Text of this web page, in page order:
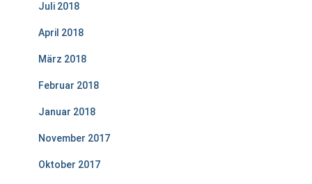
Juli 2018
April 2018
März 2018
Februar 2018
Januar 2018
November 2017
Oktober 2017